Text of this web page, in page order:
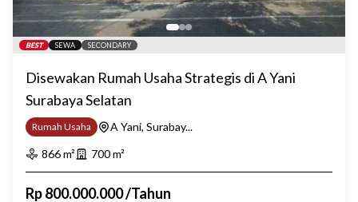
BEST SEWA SECONDARY
Disewakan Rumah Usaha Strategis di A Yani
Surabaya Selatan
Rumah Usaha
A Yani, Surabay...
866m² 700m²
Rp800.000.000/Tahun